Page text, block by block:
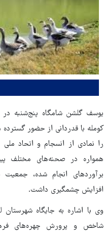
یوسف گلشن شامگاه پنج‌شنبه
را نمادی از انسجام و اتحاد
همواره در صحنه‌های مختلف
برآوردهای انجام شده،
افزایش چشمگیری داشت.
وی با اشاره به جایگاه
شاخص و پرورش چهره‌های